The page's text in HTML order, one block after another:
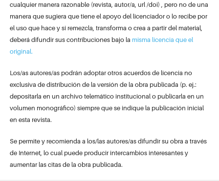
cualquier manera razonable (revista, autor/a, url /doi) , pero no de una
manera que sugiera que tiene el apoyo del licenciador o lo recibe por
el uso que hace y si remezcla, transforma o crea a partir del material,
deberá difundir sus contribuciones bajo la misma licencia que el
original.
Los/as autores/as podrán adoptar otros acuerdos de licencia no
exclusiva de distribución de la versión de la obra publicada (p. ej.:
depositarla en un archivo telemático institucional o publicarla en un
volumen monográfico) siempre que se indique la publicación inicial
en esta revista.
Se permite y recomienda a los/las autores/as difundir su obra a través
de Internet, lo cual puede producir intercambios interesantes y
aumentar las citas de la obra publicada.